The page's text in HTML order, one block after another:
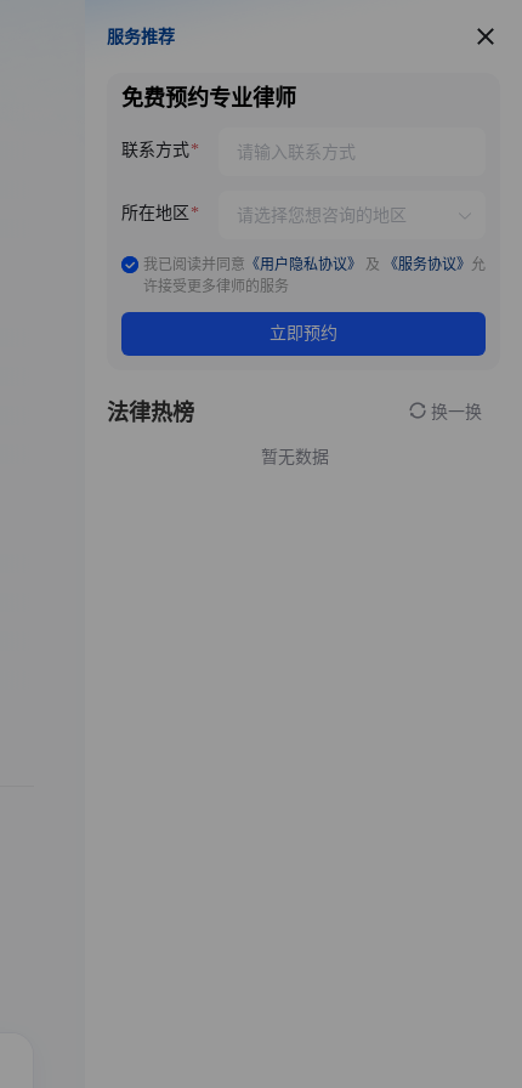
服务推荐
服务推荐
免费预约专业律师
联系方式
所在地区
我已阅读并同意 《用户隐私协议》 及 《服务协议》 允
许接受更多律师的服务
立即预约
法律热榜 换一换
暂无数据